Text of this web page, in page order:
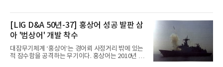
[LIG D&A 50년-37] 홍상어 성공 발판 삼
아 '범상어' 개발 착수
대잠무기체계 ‘홍상어’는 경어뢰 사정거리 밖에 있는
적 잠수함을 공격하는 무기이다. 홍상어는 2010년 넥